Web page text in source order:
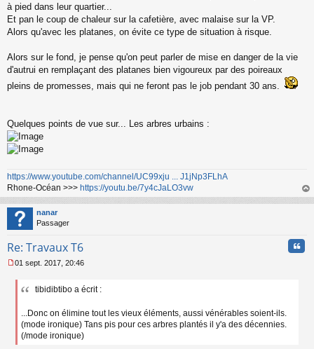
à pied dans leur quartier...
Et pan le coup de chaleur sur la cafetière, avec malaise sur la VP.
Alors qu'avec les platanes, on évite ce type de situation à risque.
Alors sur le fond, je pense qu'on peut parler de mise en danger de la vie
d'autrui en remplaçant des platanes bien vigoureux par des poireaux
pleins de promesses, mais qui ne feront pas le job pendant 30 ans.
Quelques points de vue sur... Les arbres urbains :
https://www.youtube.com/channel/UC99xju ... J1jNp3FLhA
Rhone-Océan >>> https://youtu.be/7y4cJaLO3vw
au
nanar
Passager
Re: Travaux T6
e
n
01 sept. 2017, 20:46
tibidibtibo a écrit :
...Donc on élimine tout les vieux éléments, aussi vénérables soient-ils.
(mode ironique) Tans pis pour ces arbres plantés il y'a des décennies.
(/mode ironique)